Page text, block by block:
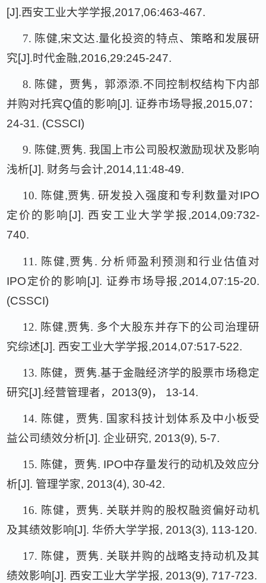
[J].西安工业大学学报,2017,06:463-467.
7. 陈健,宋文达.量化投资的特点、策略和发展研
究[J].时代金融,2016,29:245-247.
8. 陈健，贾隽，郭添添.不同控制权结构下内部
并购对托宾Q值的影响[J]. 证券市场导报,2015,07：
24-31. (CSSCI)
9. 陈健,贾隽. 我国上市公司股权激励现状及影响
浅析[J]. 财务与会计,2014,11:48-49.
10. 陈健,贾隽.研发投入强度和专利数量对IPO
定价的影响 [J]. 西安工业大学学报,2014,09:732-
740.
11. 陈健,贾隽 . 分析师盈利预测和行业估值对
IPO定价的影响[J]. 证券市场导报,2014,07:15-20.
(CSSCI)
12. 陈健,贾隽. 多个大股东并存下的公司治理研
究综述[J]. 西安工业大学学报,2014,07:517-522.
13. 陈健，贾隽.基于金融经济学的股票市场稳定
研究[J].经营管理者， 2013(9)， 13-14.
14. 陈健，贾隽. 国家科技计划体系及中小板受
益公司绩效分析[J]. 企业研究, 2013(9), 5-7.
15. 陈健，贾隽. IPO中存量发行的动机及效应分
析[J]. 管理学家, 2013(4), 30-42.
16. 陈健，贾隽. 关联并购的股权融资偏好动机
及其绩效影响[J]. 华侨大学学报, 2013(3), 113-120.
17. 陈健，贾隽. 关联并购的战略支持动机及其
绩效影响[J]. 西安工业大学学报, 2013(9), 717-723.